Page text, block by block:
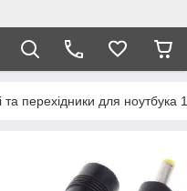
та перехідники для ноутбука